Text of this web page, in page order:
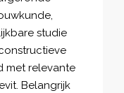
studie
met relevante
Belangrijk